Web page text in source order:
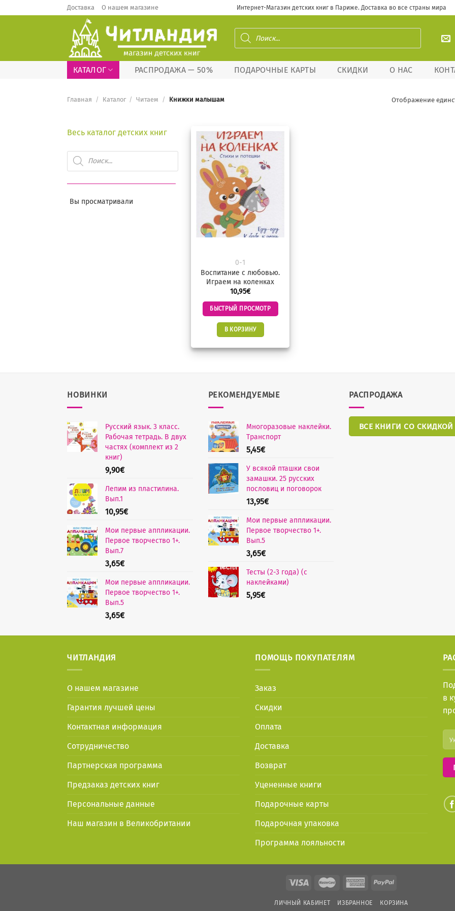
to
Доставка О нашем магазине Интернет-Магазин детских книг в Париже. Доставка во все страны мира
Поиск
товаров
КАТАЛОГ РАСПРОДАЖА — 50% ПОДАРОЧНЫЕ КАРТЫ СКИДКИ О НАС
Главная / Каталог / Читаем / Книжки малышам Отображение
Весь каталог детских книг
Поиск
товаров
Вы просматривали
0-1
Воспитание с любовью.
Играем на коленках
10,95€
БЫСТРЫЙ ПРОСМОТР
В КОРЗИНУ
НОВИНКИ
Русский язык. 3 класс.
Рабочая тетрадь. В двух
частях (комплект из 2
книг)
9,90€
Лепим из пластилина.
Вып.1
10,95€
Мои первые аппликации.
Первое творчество 1+.
Вып.7
3,65€
Мои первые аппликации.
Первое творчество 1+.
Вып.5
3,65€
РЕКОМЕНДУЕМЫЕ
Многоразовые наклейки.
Транспорт
5,45€
У всякой пташки свои
замашки. 25 русских
пословиц и поговорок
13,95€
Мои первые аппликации.
Первое творчество 1+.
Вып.5
3,65€
Тесты (2-3 года) (с
наклейками)
5,95€
РАСПРОДАЖА
ВСЕ КНИГИ СО СКИДКОЙ
ЧИТЛАНДИЯ
О нашем магазине
Гарантия лучшей цены
Контактная информация
Сотрудничество
Партнерская программа
Предзаказ детских книг
Персональные данные
Наш магазин в Великобритании
ПОМОЩЬ ПОКУПАТЕЛЯМ
Заказ
Скидки
Оплата
Доставка
Возврат
Уцененные книги
Подарочные карты
Подарочная упаковка
Программа лояльности
в
ЛИЧНЫЙ КАБИНЕТ ИЗБРАННОЕ КОРЗИНА